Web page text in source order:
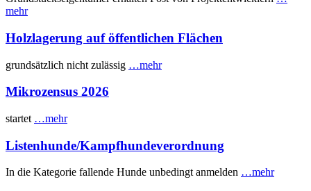
mehr
Holzlagerung auf öffentlichen Flächen
grundsätzlich nicht zulässig …mehr
Mikrozensus 2026
startet …mehr
Listenhunde/Kampfhundeverordnung
In die Kategorie fallende Hunde unbedingt anmelden …mehr